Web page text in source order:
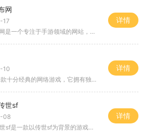
网
17
手游传世发布网是一个专注于手游领域的网站，致力于为广大手游玩家提供精彩纷呈的游戏资讯和详细的游戏玩法介绍。作为一名游戏爱好者，无论您是喜欢角色扮演类游戏，还是沉迷
详情
10
传世45网是一款十分经典的网络游戏，它拥有独特的游戏玩法和丰富多样的游戏内容。在这个虚拟的游戏世界中，玩家可以体验到不一样的冒险与刺激，每个人都可以在这里找到属于自己
详情
世sf
08
45woool找传世sf是一款以传世sf为背景的游戏，该游戏拥有丰富多样的玩法，让玩家可以尽情体验传世sf的乐趣。下面将为大家详细介绍该游戏的具体玩法，内容不低于700字。角色创建和培
详情